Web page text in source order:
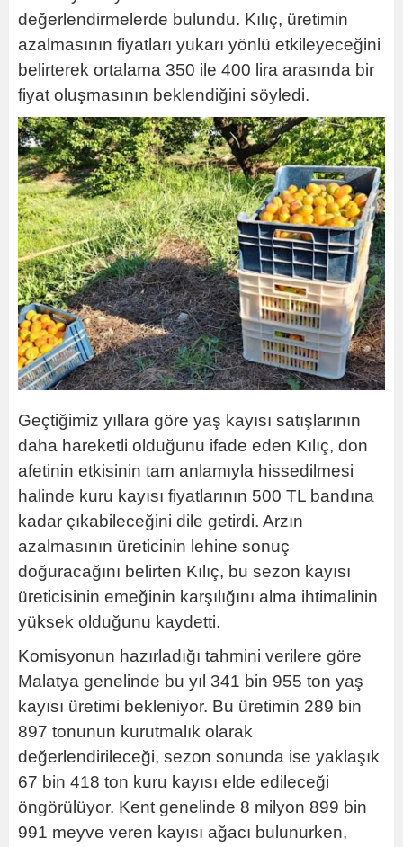
değerlendirmelerde bulundu. Kılıç, üretimin
azalmasının fiyatları yukarı yönlü etkileyeceğini
belirterek ortalama 350 ile 400 lira arasında bir
fiyat oluşmasının beklendiğini söyledi.
Geçtiğimiz yıllara göre yaş kayısı satışlarının
daha hareketli olduğunu ifade eden Kılıç, don
afetinin etkisinin tam anlamıyla hissedilmesi
halinde kuru kayısı fiyatlarının 500 TL bandına
kadar çıkabileceğini dile getirdi. Arzın
azalmasının üreticinin lehine sonuç
doğuracağını belirten Kılıç, bu sezon kayısı
üreticisinin emeğinin karşılığını alma ihtimalinin
yüksek olduğunu kaydetti.
Komisyonun hazırladığı tahmini verilere göre
Malatya genelinde bu yıl 341 bin 955 ton yaş
kayısı üretimi bekleniyor. Bu üretimin 289 bin
897 tonunun kurutmalık olarak
değerlendirileceği, sezon sonunda ise yaklaşık
67 bin 418 ton kuru kayısı elde edileceği
öngörülüyor. Kent genelinde 8 milyon 899 bin
991 meyve veren kayısı ağacı bulunurken,